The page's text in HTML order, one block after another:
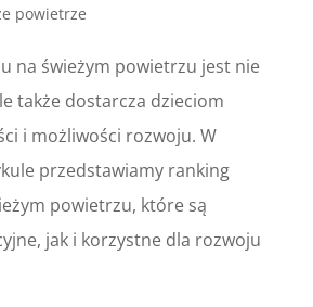
powietrze
na świeżym powietrzu jest nie
także dostarcza dzieciom
i możliwości rozwoju. W
przedstawiamy ranking
powietrzu, które są
jak i korzystne dla rozwoju